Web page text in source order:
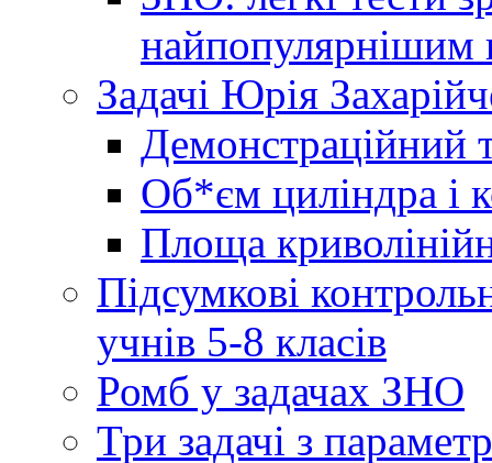
найпопулярнішим
Задачі Юрія
Демонстраційний
Об*єм циліндра і
Площа
Підсумкові
учнів 5-8 класів
Ромб у задачах ЗНО
Три задачі з